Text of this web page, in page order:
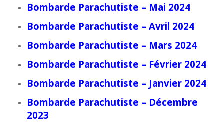
Bombarde Parachutiste – Mai 2024
Bombarde Parachutiste – Avril 2024
Bombarde Parachutiste – Mars 2024
Bombarde Parachutiste – Février 2024
Bombarde Parachutiste – Janvier 2024
Bombarde Parachutiste – Décembre
2023